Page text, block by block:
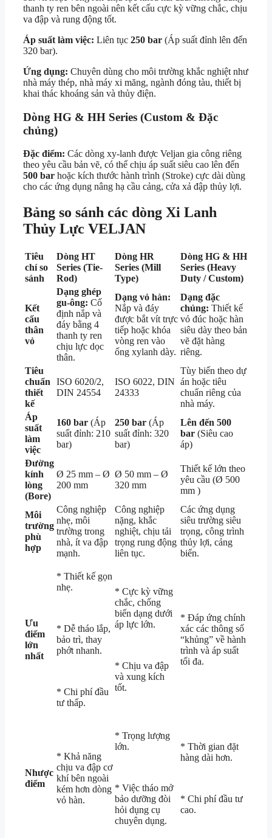
thanh ty ren bên ngoài nên kết cấu cực kỳ vững chắc, chịu
va đập và rung động tốt.
Áp suất làm việc: Liên tục 250 bar (Áp suất đỉnh lên đến
320 bar).
Ứng dụng: Chuyên dùng cho môi trường khắc nghiệt như
nhà máy thép, nhà máy xi măng, ngành đóng tàu, thiết bị
khai thác khoáng sản và thủy điện.
Dòng HG & HH Series (Custom & Đặc
chủng)
Đặc điểm: Các dòng xy-lanh được Veljan gia công riêng
theo yêu cầu bản vẽ, có thể chịu áp suất siêu cao lên đến
500 bar hoặc kích thước hành trình (Stroke) cực dài dùng
cho các ứng dụng nâng hạ cầu cảng, cửa xả đập thủy lợi.
Bảng so sánh các dòng Xi Lanh
Thủy Lực VELJAN
Tiêu
chí so
sánh
Dòng HT
Series (Tie-
Rod)
Dòng HR
Series (Mill
Type)
Dòng HG & HH
Series (Heavy
Duty / Custom)
Kết
cấu
thân
vỏ
Dạng ghép
gu-ông: Cố
định nắp và
đáy bằng 4
thanh ty ren
chịu lực dọc
thân.
Dạng vỏ hàn:
Nắp và đáy
được bắt vít trực
tiếp hoặc khóa
vòng ren vào
ống xylanh dày.
Dạng đặc
chủng: Thiết kế
vỏ đúc hoặc hàn
siêu dày theo bản
vẽ đặt hàng
riêng.
Tiêu
chuẩn
thiết
kế
ISO 6020/2,
DIN 24554
ISO 6022, DIN
24333
Tùy biến theo dự
án hoặc tiêu
chuẩn riêng của
nhà máy.
Áp
suất
làm
việc
160 bar (Áp
suất đỉnh: 210
bar)
250 bar (Áp
suất đỉnh: 320
bar)
Lên đến 500
bar (Siêu cao
áp)
Đường
kính
lòng
(Bore)
Ø 25 mm – Ø
200 mm
Ø 50 mm – Ø
320 mm
Thiết kế lớn theo
yêu cầu (Ø 500
mm )
Môi
trường
phù
hợp
Công nghiệp
nhẹ, môi
trường trong
nhà, ít va đập
mạnh.
Công nghiệp
nặng, khắc
nghiệt, chịu tải
trọng rung động
liên tục.
Các ứng dụng
siêu trường siêu
trọng, công trình
thủy lợi, cảng
biển.
Ưu
điểm
lớn
nhất
* Thiết kế gọn
nhẹ.
* Dễ tháo lắp,
bảo trì, thay
phớt nhanh.
* Chi phí đầu
tư thấp.
* Cực kỳ vững
chắc, chống
biến dạng dưới
áp lực lớn.
* Chịu va đập
và xung kích
tốt.
* Đáp ứng chính
xác các thông số
“khủng” về hành
trình và áp suất
tối đa.
Nhược
điểm
* Khả năng
chịu va đập cơ
khí bên ngoài
kém hơn dòng
vỏ hàn.
* Trọng lượng
lớn.
* Việc tháo mở
bảo dưỡng đòi
hỏi dụng cụ
chuyên dụng.
* Thời gian đặt
hàng dài hơn.
* Chi phí đầu tư
cao.